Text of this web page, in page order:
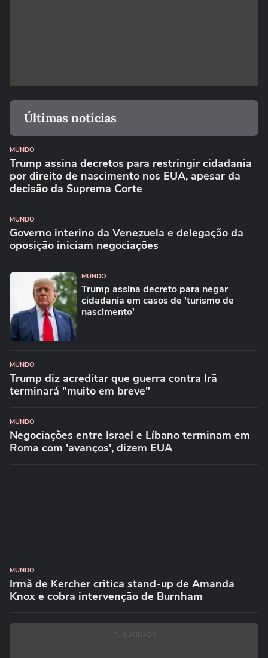
Últimas notícias
MUNDO
Trump assina decretos para restringir cidadania
por direito de nascimento nos EUA, apesar da
decisão da Suprema Corte
MUNDO
Governo interino da Venezuela e delegação da
oposição iniciam negociações
MUNDO
Trump assina decreto para negar
cidadania em casos de 'turismo de
nascimento'
MUNDO
Trump diz acreditar que guerra contra Irã
terminará "muito em breve"
MUNDO
Negociações entre Israel e Líbano terminam em
Roma com 'avanços', dizem EUA
MUNDO
Irmã de Kercher critica stand-up de Amanda
Knox e cobra intervenção de Burnham
PUBLICIDADE